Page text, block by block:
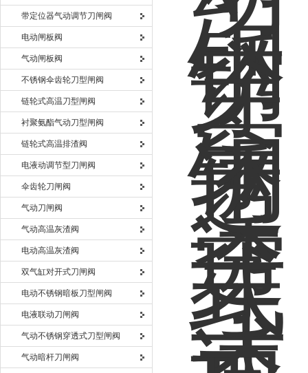
带定位器气动调节刀闸阀
电动闸板阀
气动闸板阀
不锈钢伞齿轮刀型闸阀
链轮式高温刀型闸阀
衬聚氨酯气动刀型闸阀
链轮式高温排渣阀
电液动调节型刀闸阀
伞齿轮刀闸阀
气动刀闸阀
气动高温灰渣阀
电动高温灰渣阀
双气缸对开式刀闸阀
电动不锈钢暗板刀型闸阀
电液联动刀闸阀
气动不锈钢穿透式刀型闸阀
气动暗杆刀闸阀